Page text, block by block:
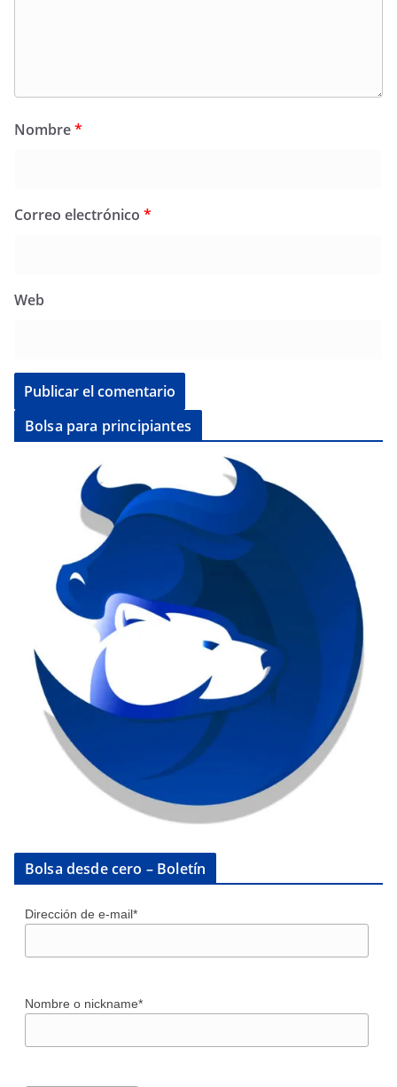
Nombre*
Correo electrónico *
Web
Bolsa para principiantes
Bolsa desde cero – Boletín
Dirección de e-mail*
Nombre o nickname*